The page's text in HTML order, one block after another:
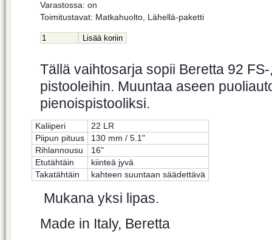
Varastossa: on
Toimitustavat: Matkahuolto, Lähellä-paketti
Tällä vaihtosarja sopii Beretta 92
pistooleihin. Muuntaa aseen
pienoispistooliksi.
Kaliiperi
22 LR
Piipun pituus
130 mm / 5.1"
Rihlannousu
16"
Etutähtäin
kiinteä jyvä
Takatähtäin
kahteen suuntaan säädettävä
Mukana yksi lipas.
Made in Italy, Beretta